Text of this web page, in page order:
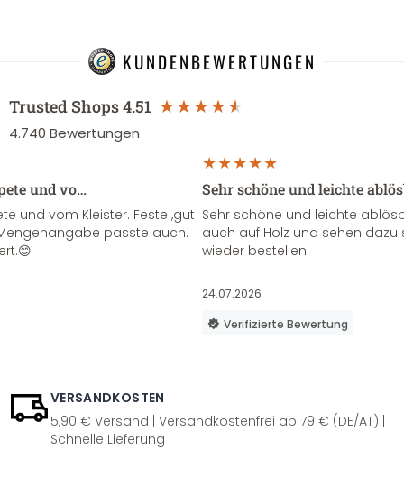
KUNDENBEWERTUNGEN
Trusted Shops4.51
4.740 Bewertungen
und vo…
und vom Kleister. Feste ,gut
passte auch.
Sehr schöne und leichte
Sehr schöne und leichte
auch auf Holz und sehen
wieder bestellen.
24.07.2026
Verifizierte Bewertung
VERSANDKOSTEN
5,90 € Versand | Versandkostenfrei ab 79 € (DE/AT) |
Schnelle Lieferung